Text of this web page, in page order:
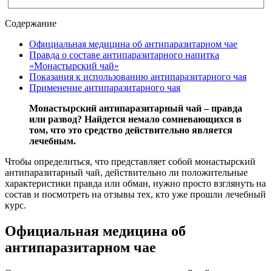
Содержание
Официальная медицина об антипаразитарном чае
Правда о составе антипаразитарного напитка
«Монастырский чай»
Показания к использованию антипаразитарного чая
Применение антипаразитарного чая
Монастырский антипаразитарный чай – правда
или развод? Найдется немало сомневающихся в
том, что это средство действительно является
лечебным.
Чтобы определиться, что представляет собой монастырский
антипаразитарный чай, действительно ли положительные
характеристики правда или обман, нужно просто взглянуть на
состав и посмотреть на отзывы тех, кто уже прошли лечебный
курс.
Официальная медицина об
антипаразитарном чае